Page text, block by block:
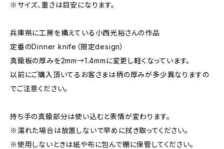
※サイズ、重さは目安になります。
兵庫県に工房を構えている小西光裕さんの作品
定番のDinner knife（限定design）
真鍮板の厚みを2mm→1.4mmに変更し軽くなっています。
以前にご購入頂いてるお客さまは柄の厚みが多少異なりますの
でご注意ください。
持ち手の真鍮部分は使い込むと表情が変わります。
※濡れた場合は放置しないで早めに拭き取ってください。
※使用しないときは紙や布に包んで棚に保管してください。